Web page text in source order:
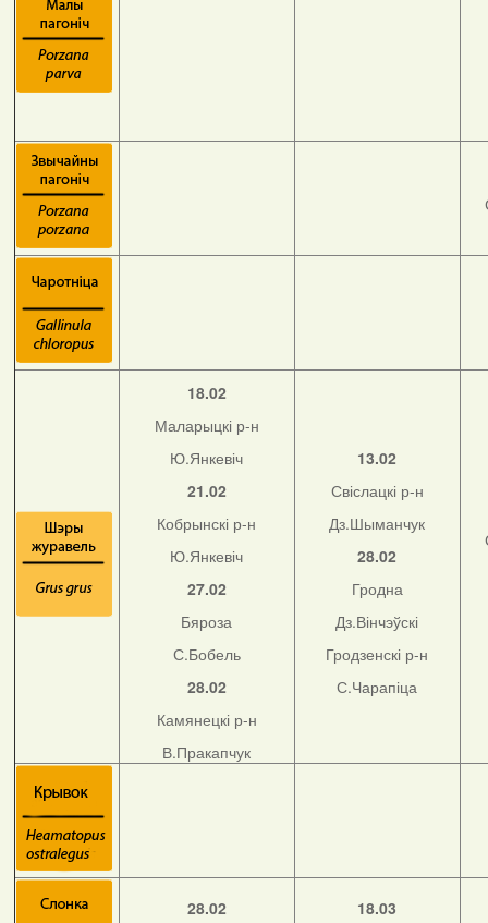
18.02
Маларыцкі р-н
Ю.Янкевіч
21.02
Кобрынскі р-н
Ю.Янкевіч
27.02
Бяроза
С.Бобель
28.02
Камянецкі р-н
В.Пракапчук
13.02
Свіслацкі р-н
Дз.Шыманчук
28.02
Гродна
Дз.Вінчэўскі
Гродзенскі р-н
С.Чарапіца
28.02
18.03